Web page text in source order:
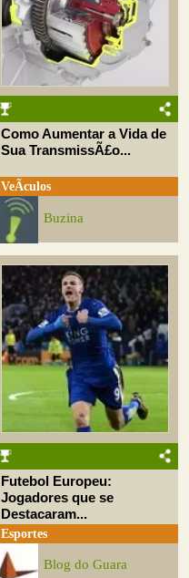
Como Aumentar a Vida de
Sua TransmissÃ£o...
VeÃ­culos
Buzina
Futebol Europeu:
Jogadores que se
Destacaram...
Esportes
Blog do Guara